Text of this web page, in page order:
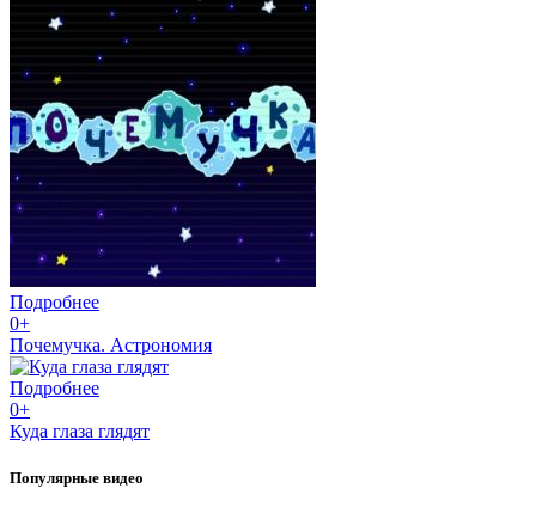
Подробнее
0+
Почемучка. Астрономия
Подробнее
0+
Куда глаза глядят
Популярные видео